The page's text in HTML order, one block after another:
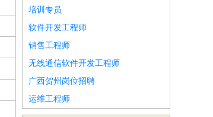
培训专员
软件开发工程师
销售工程师
无线通信软件开发工程师
广西贺州岗位招聘
运维工程师